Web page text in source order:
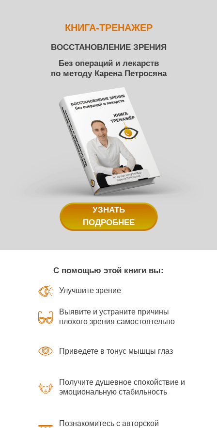
КНИГА-ТРЕНАЖЕР
ВОССТАНОВЛЕНИЕ ЗРЕНИЯ
Без операций и лекарств
по методу Карена Петросяна
УЗНАТЬ
ПОДРОБНЕЕ
С помощью этой книги вы:
Улучшите зрение
Выявите и устраните причины
плохого зрения самостоятельно
Приведете в тонус мышцы глаз
Получите душевное спокойствие и
эмоциональную стабильность
Познакомитесь с авторской